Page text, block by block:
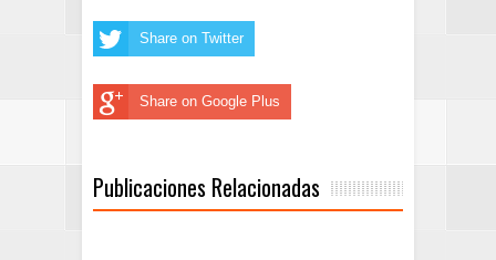
Share on Twitter
Share on Google Plus
Publicaciones Relacionadas